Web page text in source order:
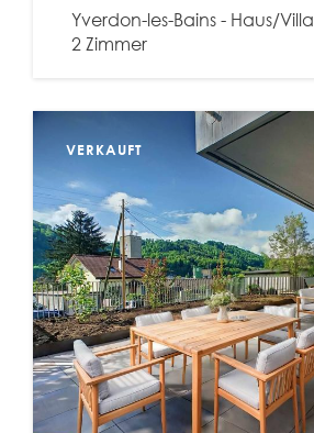
Yverdon-les-Bains - Haus/Villa
2 Zimmer
VERKAUFT